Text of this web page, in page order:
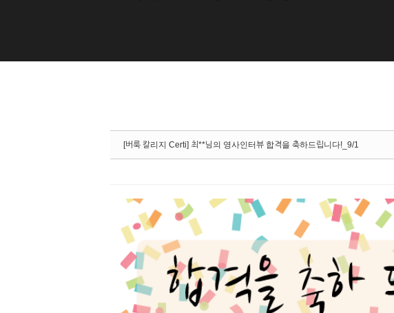
[버룩 칼리지 Certi] 최**님의 영사인터뷰 합격을 축하드립니다!_9/1